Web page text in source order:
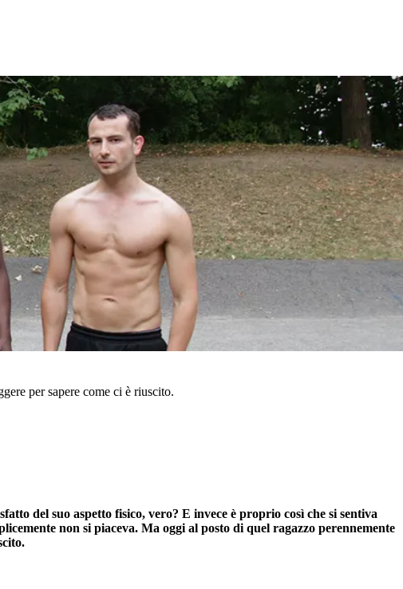
per sapere come ci è riuscito.
del suo aspetto fisico, vero? E invece è proprio così che si sentiva
non si piaceva. Ma oggi al posto di quel ragazzo perennemente